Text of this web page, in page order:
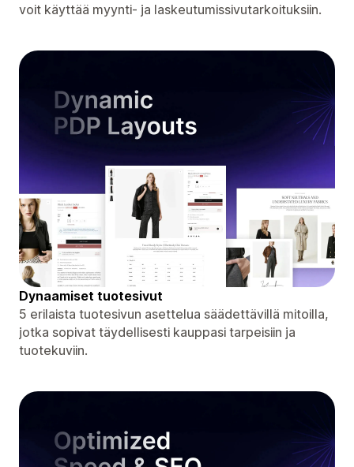
voit käyttää myynti- ja laskeutumissivutarkoituksiin.
Dynaamiset tuotesivut
5 erilaista tuotesivun asettelua säädettävillä mitoilla,
jotka sopivat täydellisesti kauppasi tarpeisiin ja
tuotekuviin.